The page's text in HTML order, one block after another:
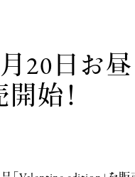
20日お
始！